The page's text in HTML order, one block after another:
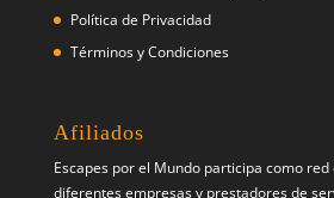
Política de Privacidad
Términos y Condiciones
Afiliados
Escapes por el Mundo participa como red
diferentes empresas y prestadores de